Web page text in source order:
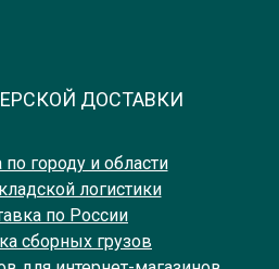
ДОСТАВКИ
городу и области
логистики
по России
сборных грузов